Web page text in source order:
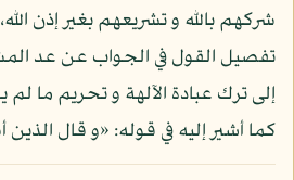
شركهم بالله و تشريعهم بغير إذن
تفصيل القول في الجواب عن عد
إلى ترك عبادة الآلهة و تحريم ما لم
كما أشير إليه في قوله: «و قال الذين